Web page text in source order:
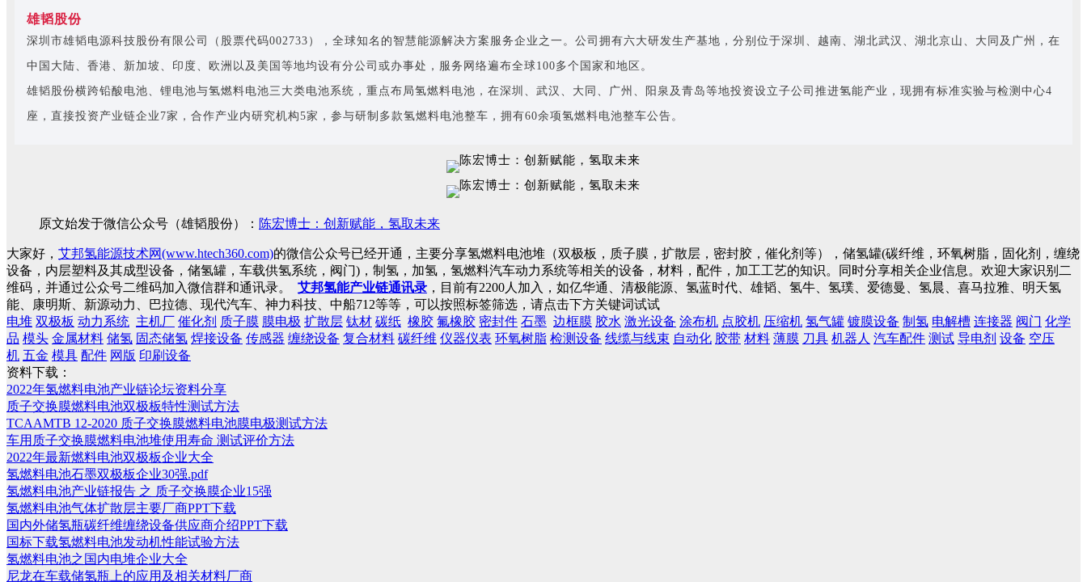
雄韬股份
深圳市雄韬电源科技股份有限公司（股票代码002733），全球知名的智慧能源解决方案服务企业之一。公司拥有六大研发生产基地，分别位于深圳、越南、湖北武汉、湖北京山、大同及广州，在
中国大陆、香港、新加坡、印度、欧洲以及美国等地均设有分公司或办事处，服务网络遍布全球100多个国家和地区。
雄韬股份横跨铅酸电池、锂电池与氢燃料电池三大类电池系统，重点布局氢燃料电池，在深圳、武汉、大同、广州、阳泉及青岛等地投资设立子公司推进氢能产业，现拥有标准实验与检测中心4
座，直接投资产业链企业7家，合作产业内研究机构5家，参与研制多款氢燃料电池整车，拥有60余项氢燃料电池整车公告。
原文始发于微信公众号（雄韬股份）： 陈宏博士：创新赋能，氢取未来
大家好， 艾邦氢能源技术网(www.htech360.com)的微信公众号已经开通，主要分享氢燃料电池堆（双极板，质子膜，扩散层，密封胶，催化剂等），储氢罐(碳纤维，环氧树脂，固化剂，缠绕
设备，内层塑料及其成型设备，储氢罐，车载供氢系统，阀门)，制氢，加氢，氢燃料汽车动力系统等相关的设备，材料，配件，加工工艺的知识。同时分享相关企业信息。欢迎大家识别二
维码，并通过公众号二维码加入微信群和通讯录。
艾邦氢能产业链通讯录 ，目前有2200人加入，如亿华通、清极能源、氢蓝时代、雄韬、氢牛、氢璞、爱德曼、氢晨、喜马拉雅、明天氢
能、康明斯、新源动力、巴拉德、现代汽车、神力科技、中船712等等，可以按照标签筛选，请点击下方关键词试试
电堆 双极板 动力系统 主机厂 催化剂 质子膜 膜电极 扩散层 钛材 碳纸 橡胶 氟橡胶 密封件 石墨 边框膜 胶水 激光设备 涂布机 点胶机 压缩机 氢气罐 镀膜设备 制氢 电解槽 连接器 阀门 化学
品 模头 金属材料 储氢 固态储氢 焊接设备 传感器 缠绕设备 复合材料 碳纤维 仪器仪表 环氧树脂 检测设备 线缆与线束 自动化 胶带 材料 薄膜 刀具 机器人 汽车配件 测试 导电剂 设备 空压
机 五金 模具 配件 网版 印刷设备
资料下载：
2022年氢燃料电池产业链论坛资料分享
质子交换膜燃料电池双极板特性测试方法
TCAAMTB 12-2020 质子交换膜燃料电池膜电极测试方法
车用质子交换膜燃料电池堆使用寿命 测试评价方法
2022年最新燃料电池双极板企业大全
氢燃料电池石墨双极板企业30强.pdf
氢燃料电池产业链报告 之 质子交换膜企业15强
氢燃料电池气体扩散层主要厂商PPT下载
国内外储氢瓶碳纤维缠绕设备供应商介绍PPT下载
国标下载氢燃料电池发动机性能试验方法
氢燃料电池之国内电堆企业大全
尼龙在车载储氢瓶上的应用及相关材料厂商